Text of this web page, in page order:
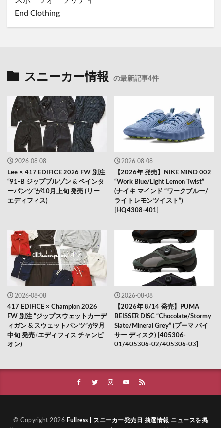
End Clothing
スニーカー情報 の最新記事4件
2026-08-08
Lee × 417 EDIFICE 2026 FW 別注
“91-B ジップブルゾン & ペインタ
ーパンツ”が10月上旬 発売 (リー
エディフィス)
2026-08-08
【2026年 発売】NIKE MIND 002
“Work Blue/Light Lemon Twist”
(ナイキ マインド “ワークブルー/
ライトレモンツイスト”)
[HQ4308-401]
2026-08-08
417 EDIFICE × Champion 2026
FW 別注 “ジップスウェットカーデ
ィガン & スウェットパンツ”が9月
中旬 発売 (エディフィス チャンピ
オン)
2026-08-08
【2026年 8/14 発売】PUMA
BEISSER DISC “Chocolate/Stormy
Slate/Mineral Grey” (プーマ バイ
サー ディスク) [405306-
01/405306-02/405306-03]
© Copyright 2026 Fullress | スニーカー発売日 抽選情報 ニュースを掲